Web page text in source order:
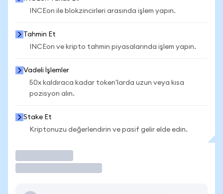
INCEon ile blokzincirleri arasında işlem yapın.
Tahmin Et
INCEon ve kripto tahmin piyasalarında işlem yapın.
Vadeli İşlemler
50x kaldıraca kadar token'larda uzun veya kısa
pozisyon alın.
Stake Et
Kriptonuzu değerlendirin ve pasif gelir elde edin.